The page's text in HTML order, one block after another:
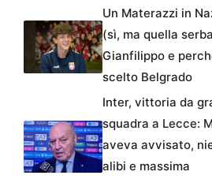
Un Materazzi in
(sì, ma quella
Gianfilippo e
scelto Belgrado
Inter, vittoria da
squadra a Lecce:
aveva avvisato,
alibi e massima